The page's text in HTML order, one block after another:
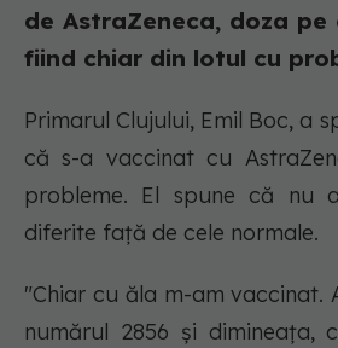
de AstraZeneca, doza
fiind chiar din lotul cu
Primarul Clujului, Emil Boc, a
că s-a vaccinat cu
probleme. El spune că nu
diferite față de cele normale.
"Chiar cu ăla m-am vaccinat.
numărul 2856 și dimineața,